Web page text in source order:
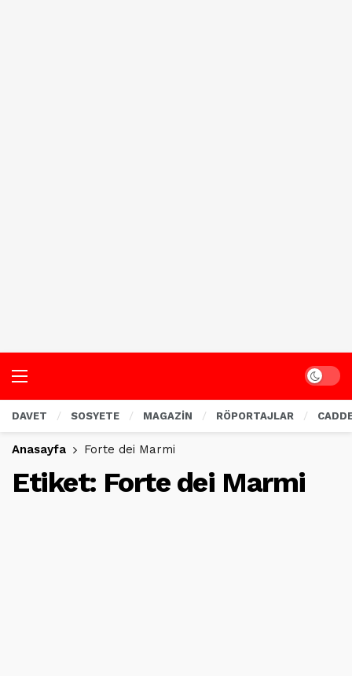
Dark
DAVET SOSYETE MAGAZİN RÖPORTAJLAR
Anasayfa Forte dei Marmi
Etiket: Forte dei Marmi